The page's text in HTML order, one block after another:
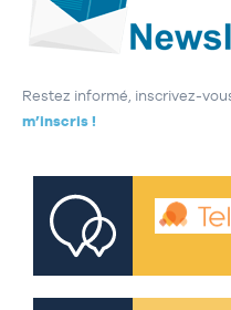
Restez informé, inscrivez-
m’inscris !